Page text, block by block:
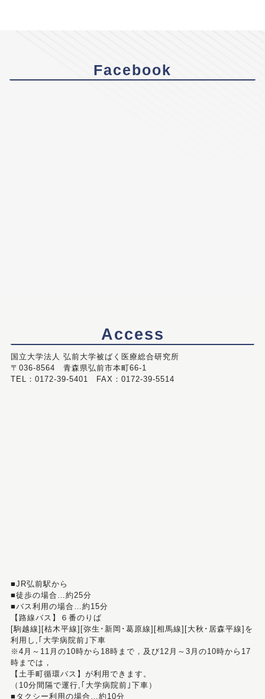
Facebook
Access
国立大学法人 弘前大学被ばく医療総合研究所
〒036-8564 青森県弘前市本町66-1
TEL：0172-39-5401 FAX：0172-39-5514
■JR弘前駅から
■徒歩の場合…約25分
■バス利用の場合…約15分
【路線バス】６番のりば
[駒越線][枯木平線][弥生･新岡･葛原線][相馬線][大秋･居森平線]を
利用し,｢大学病院前｣下車
※4月～11月の10時から18時まで，及び12月～3月の10時から17
時までは，
【土手町循環バス】が利用できます。
（10分間隔で運行,｢大学病院前｣下車）
■タクシー利用の場合…約10分